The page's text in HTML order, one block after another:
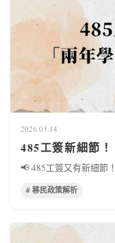
2026.03.14
485工簽新細節
📢 485工簽又有新細節
# 移民政策解析